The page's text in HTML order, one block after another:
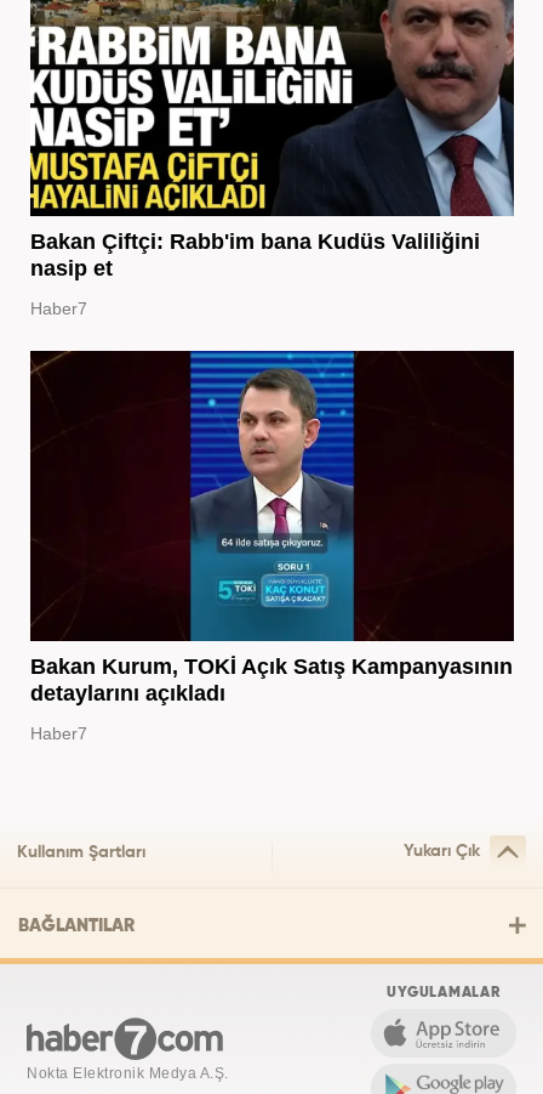
Bakan Çiftçi: Rabb'im bana Kudüs Valiliğini
nasip et
Haber7
Bakan Kurum, TOKİ Açık Satış Kampanyasının
detaylarını açıkladı
Haber7
Kullanım Şartları Yukarı Çık
BAĞLANTILAR
Nokta Elektronik Medya A.Ş.
UYGULAMALAR